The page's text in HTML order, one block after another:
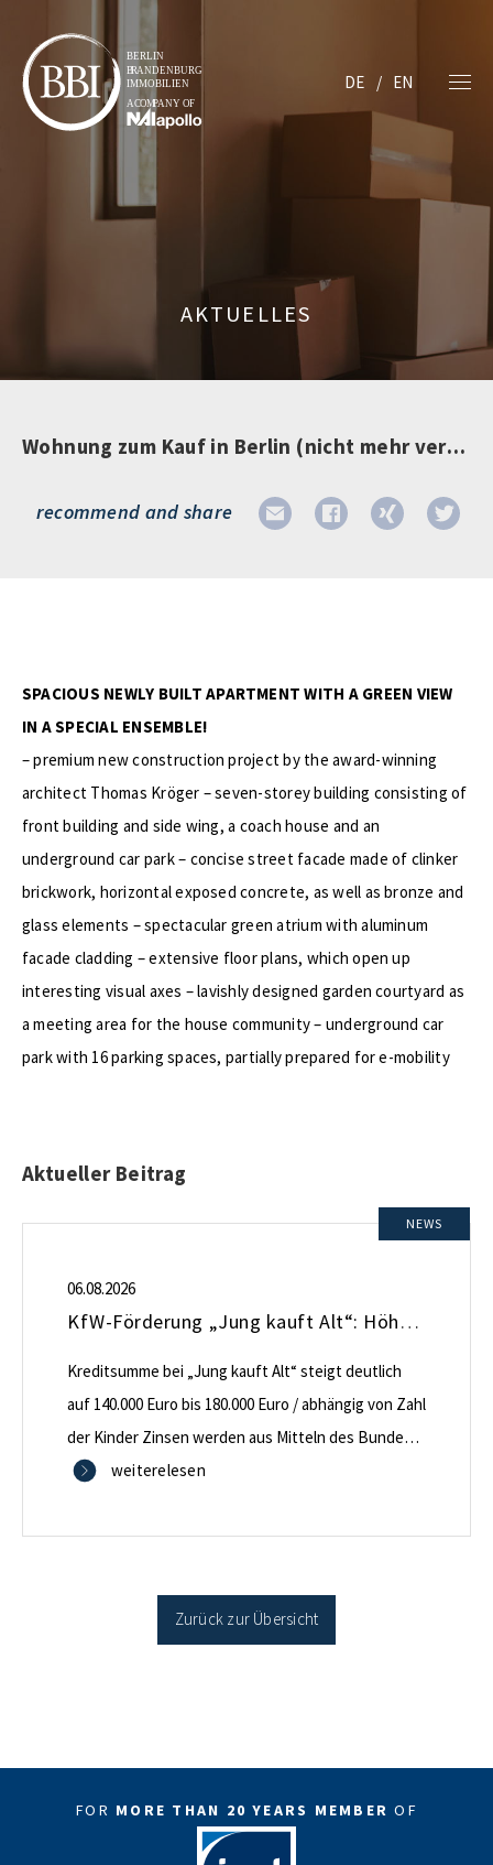
DE EN
AKTUELLES
Wohnung zum Kauf in Berlin (nicht mehr verfügbar)
recommend and share
SPACIOUS NEWLY BUILT APARTMENT WITH A GREEN VIEW
IN A SPECIAL ENSEMBLE!
– premium new construction project by the award-winning
architect Thomas Kröger – seven-storey building consisting of
front building and side wing, a coach house and an
underground car park – concise street facade made of clinker
brickwork, horizontal exposed concrete, as well as bronze and
glass elements – spectacular green atrium with aluminum
facade cladding – extensive floor plans, which open up
interesting visual axes – lavishly designed garden courtyard as
a meeting area for the house community – underground car
park with 16 parking spaces, partially prepared for e-mobility
Aktueller Beitrag
NEWS
06.08.2026
KfW-Förderung „Jung kauft Alt“: Höhere Kredite ab August 2026
Kreditsumme bei „Jung kauft Alt“ steigt deutlich
auf 140.000 Euro bis 180.000 Euro / abhängig von Zahl
der Kinder Zinsen werden aus Mitteln des Bundes
verbilligt: Heutiger Zins bei 0,53 Prozent effektiv bei
Antragstellende verpflichten sich zu energetischer
Sanierung in Einzelmaßnahmen […]
weiterelesen
Zurück zur Übersicht
FOR MORE THAN 20 YEARS MEMBEROF